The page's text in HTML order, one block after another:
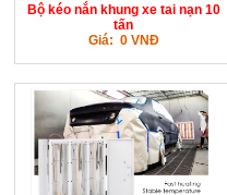
Bộ kéo nắn khung xe tai nạn 10
tấn
Giá: 0 VNĐ